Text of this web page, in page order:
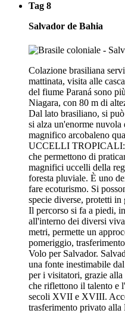
Tag 8
Salvador de Bahia
Colazione brasiliana
mattinata, visita alle
del fiume Paraná sono
Niagara, con 80 m di
Dal lato brasiliano, si
si alza un'enorme nuvola
magnifico arcobaleno
UCCELLI TROPICALI:
che permettono di
magnifici uccelli della
foresta pluviale. È uno
fare ecoturismo. Si
specie diverse, protetti
Il percorso si fa a piedi,
all'interno dei diversi
metri, permette un
pomeriggio,
Volo per Salvador.
una fonte inestimabile
per i visitatori, grazie
che riflettono il talento e
secoli XVII e XVIII.
trasferimento privato